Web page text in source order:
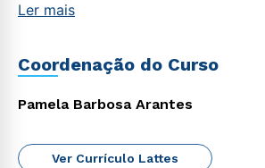
Ler mais
Coordenação do Curso
Pamela Barbosa Arantes
Ver Currículo Lattes